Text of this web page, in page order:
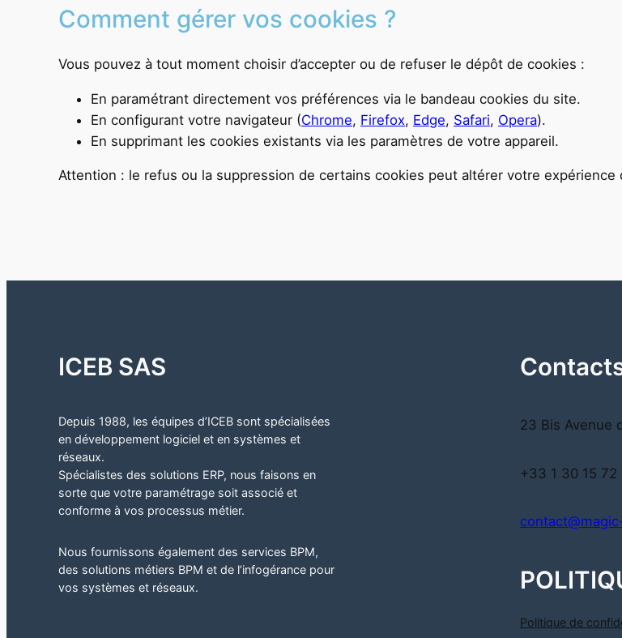
Comment gérer vos cookies ?
Vous pouvez à tout moment choisir d’accepter ou de refuser le dépôt de cookies :
En paramétrant directement vos préférences via le bandeau cookies du site.
En configurant votre navigateur (Chrome, Firefox, Edge, Safari, Opera).
En supprimant les cookies existants via les paramètres de votre appareil.
Attention : le refus ou la suppression de certains cookies peut altérer votre expérience
ICEB SAS
Depuis 1988, les équipes d’ICEB sont spécialisées
en développement logiciel et en systèmes et
réseaux.
Spécialistes des solutions ERP, nous faisons en
sorte que votre paramétrage soit associé et
conforme à vos processus métier.
Nous fournissons également des services BPM,
des solutions métiers BPM et de l’infogérance pour
vos systèmes et réseaux.
23 Bis Avenue
+33 1 30 15 72
Politique de